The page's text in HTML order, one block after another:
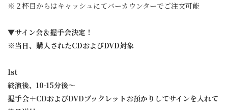
※２杯目からはキャッシュにてバーカウンターでご注文可能
▼サイン会＆握手会決定！
※当日、購入されたCDおよびDVD対象
1st
終演後、10-15分後〜
握手会＋CDおよびDVDブックレットお預かりしてサインを入れて